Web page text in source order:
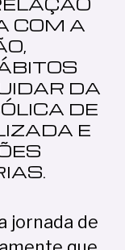
COM A
DA
DE
E
jornada de